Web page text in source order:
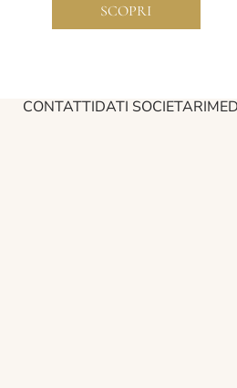
SCOPRI
CONTATTIDATI SOCIETARI